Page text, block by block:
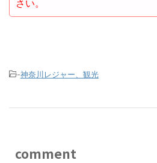
さい。
-神奈川レジャー、観光
comment